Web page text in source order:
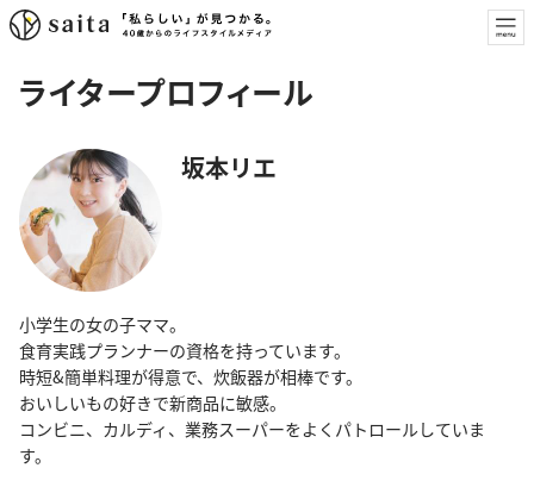
ライタープロフィール
坂本リエ
小学生の女の子ママ。
食育実践プランナーの資格を持っています。
時短&簡単料理が得意で、炊飯器が相棒です。
おいしいもの好きで新商品に敏感。
コンビニ、カルディ、業務スーパーをよくパトロールしていま
す。